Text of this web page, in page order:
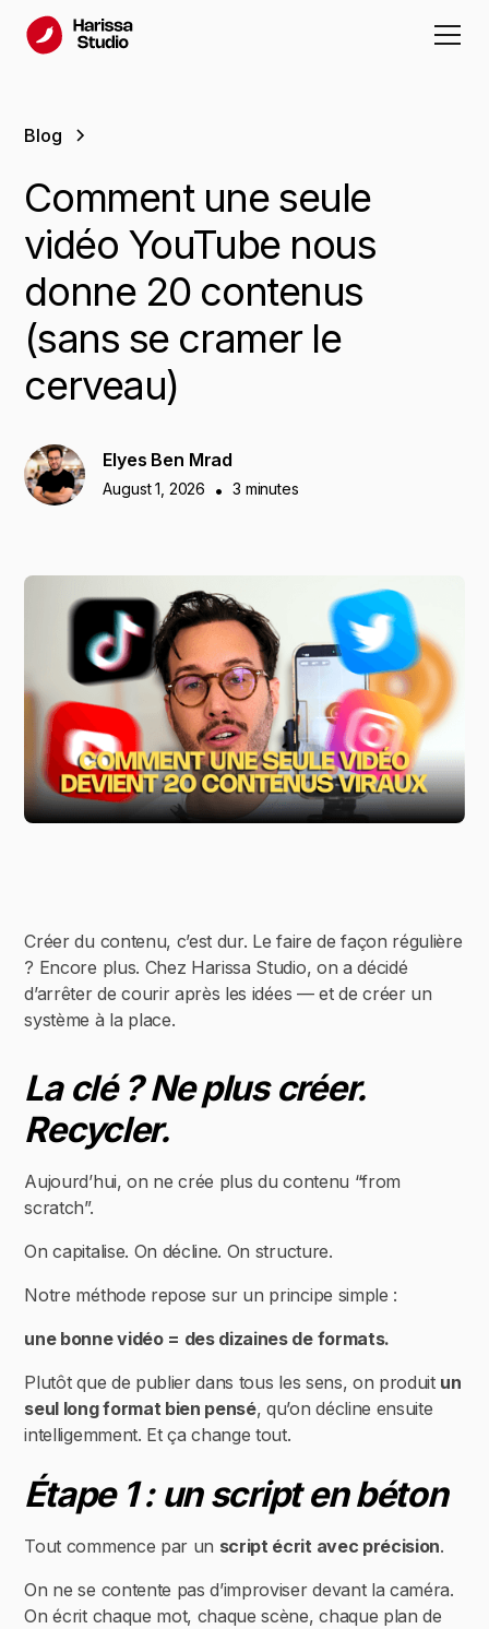
Blog
Comment une seule
vidéo YouTube nous
donne 20 contenus
(sans se cramer le
cerveau)
Elyes Ben Mrad
August 1, 2026 • 3 minutes
Créer du contenu, c’est dur. Le faire de façon régulière
? Encore plus. Chez Harissa Studio, on a décidé
d’arrêter de courir après les idées — et de créer un
système à la place.
La clé ? Ne plus créer.
Recycler.
Aujourd’hui, on ne crée plus du contenu “from
scratch”.
On capitalise. On décline. On structure.
Notre méthode repose sur un principe simple :
une bonne vidéo = des dizaines de formats.
Plutôt que de publier dans tous les sens, on produit un
seul long format bien pensé, qu’on décline ensuite
intelligemment. Et ça change tout.
Étape 1 : un script en béton
Tout commence par un script écrit avec précision.
On ne se contente pas d’improviser devant la caméra.
On écrit chaque mot, chaque scène, chaque plan de